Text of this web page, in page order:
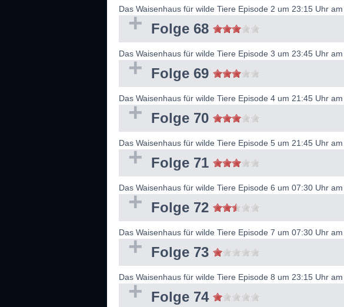
Das Waisenhaus für wilde Tiere Episode 2 um 23:15 Uhr
Folge 68
Das Waisenhaus für wilde Tiere Episode 3 um 23:45 Uhr
Folge 69
Das Waisenhaus für wilde Tiere Episode 4 um 21:45 Uhr
Folge 70
Das Waisenhaus für wilde Tiere Episode 5 um 21:45 Uhr
Folge 71
Das Waisenhaus für wilde Tiere Episode 6 um 07:30 Uhr
Folge 72
Das Waisenhaus für wilde Tiere Episode 7 um 07:30 Uhr
Folge 73
Das Waisenhaus für wilde Tiere Episode 8 um 23:15 Uhr
Folge 74